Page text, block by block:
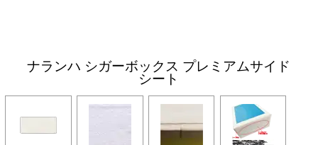
ナランハ シガーボックス プレミアムサイド
シート